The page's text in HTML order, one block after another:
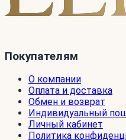
Покупателям
О компании
Оплата и доставка
Обмен и возврат
Индивидуальный
Личный кабинет
Политика